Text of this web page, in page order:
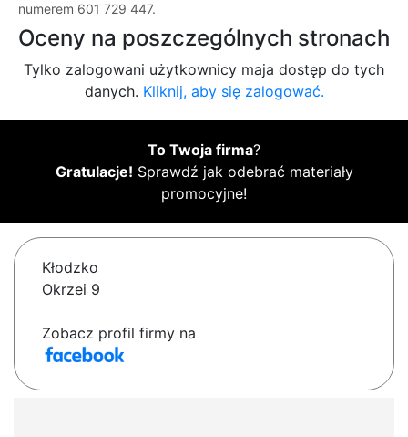
numerem 601 729 447.
Oceny na poszczególnych stronach
Tylko zalogowani użytkownicy maja dostęp do tych
danych. Kliknij, aby się zalogować.
To Twoja firma?
Gratulacje! Sprawdź jak odebrać materiały
promocyjne!
Kłodzko
Okrzei 9
Zobacz profil firmy na